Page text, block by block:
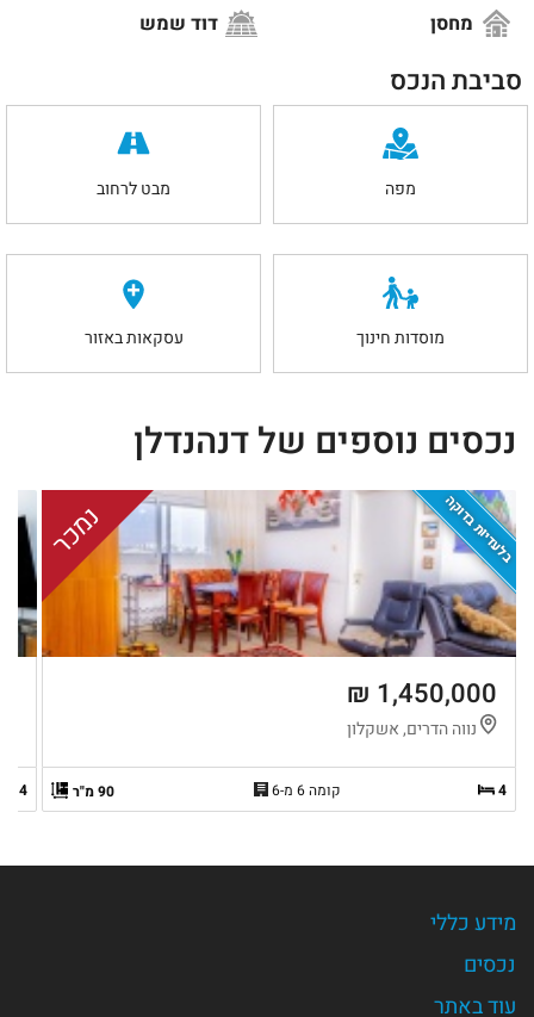
מחסן
דוד שמש
סביבת הנכס
מפה מבט לרחוב
מוסדות חינוך עסקאות באזור
נכסים נוספים של דנהנדלן
בלעדיות בדוקה נמכר
1,450,000 ₪
נווה הדרים, אשקלון
4 קומה 6 מ-6 90 מ"ר 4
מידע כללי
נכסים
עוד באתר